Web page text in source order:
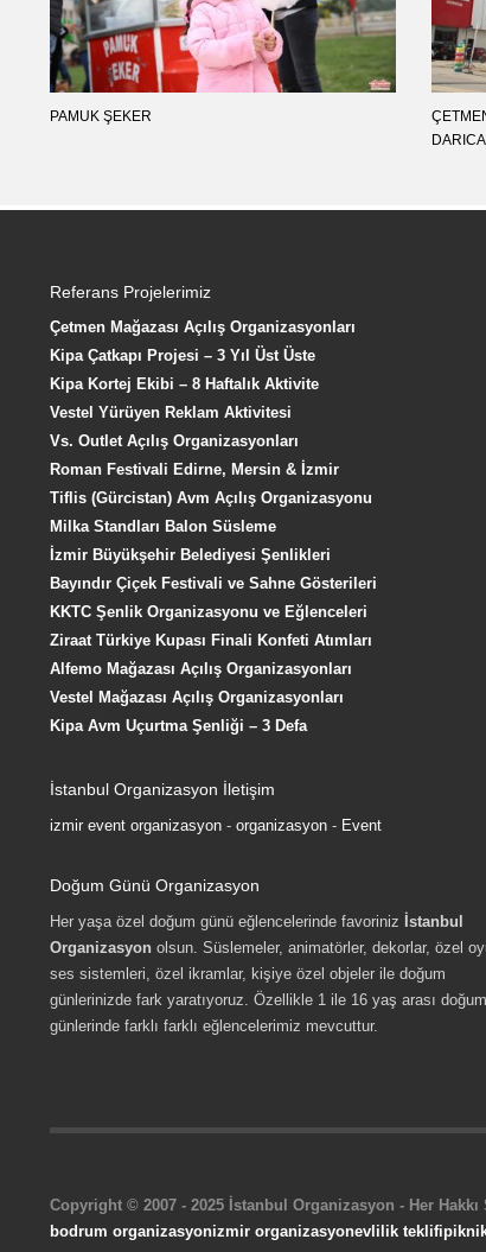
PAMUK ŞEKER
DARICA
Referans Projelerimiz
Çetmen Mağazası Açılış Organizasyonları
Kipa Çatkapı Projesi – 3 Yıl Üst Üste
Kipa Kortej Ekibi – 8 Haftalık Aktivite
Vestel Yürüyen Reklam Aktivitesi
Vs. Outlet Açılış Organizasyonları
Roman Festivali Edirne, Mersin & İzmir
Tiflis (Gürcistan) Avm Açılış Organizasyonu
Milka Standları Balon Süsleme
İzmir Büyükşehir Belediyesi Şenlikleri
Bayındır Çiçek Festivali ve Sahne Gösterileri
KKTC Şenlik Organizasyonu ve Eğlenceleri
Ziraat Türkiye Kupası Finali Konfeti Atımları
Alfemo Mağazası Açılış Organizasyonları
Vestel Mağazası Açılış Organizasyonları
Kipa Avm Uçurtma Şenliği – 3 Defa
İstanbul Organizasyon İletişim
izmir event organizasyon - organizasyon - Event
Doğum Günü Organizasyon
Her yaşa özel doğum günü eğlencelerinde favoriniz İstanbul
Organizasyon olsun. Süslemeler, animatörler, dekorlar, özel
ses sistemleri, özel ikramlar, kişiye özel objeler ile doğum
günlerinizde fark yaratıyoruz. Özellikle 1 ile 16 yaş arası doğum
günlerinde farklı farklı eğlencelerimiz mevcuttur.
Copyright © 2007 - 2025 İstanbul Organizasyon - Her
bodrum organizasyonizmir organizasyonevlilik teklifi